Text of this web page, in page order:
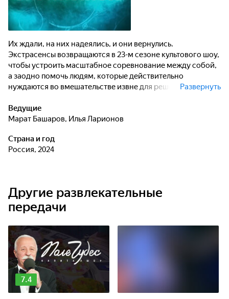
Их ждали, на них надеялись, и они вернулись.
Экстрасенсы возвращаются в 23-м сезоне культового шоу,
чтобы устроить масштабное соревнование между собой,
а заодно помочь людям, которые действительно
нуждаются во вмешательстве извне для решения самых
Развернуть
Ведущие
Марат Башаров, Илья Ларионов
Страна и год
Россия, 2024
Другие развлекательные
передачи
7.4